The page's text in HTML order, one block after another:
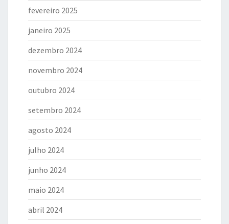
fevereiro 2025
janeiro 2025
dezembro 2024
novembro 2024
outubro 2024
setembro 2024
agosto 2024
julho 2024
junho 2024
maio 2024
abril 2024